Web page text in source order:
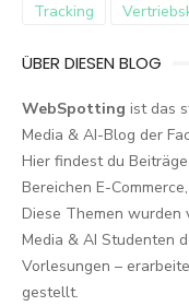
Tracking
ÜBER DIESEN BLOG
WebSpotting ist das
Media & AI-Blog der
Hier findest du
Bereichen E-
Diese Themen wurden
Media & AI Studenten
Vorlesungen –
gestellt.